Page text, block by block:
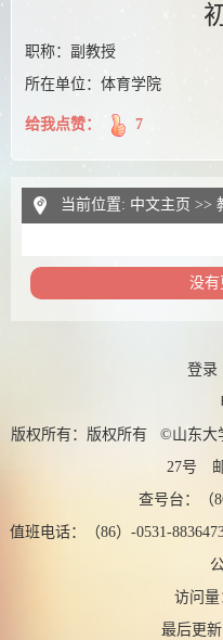
职称：副教授
所在单位：体育学院
给我点赞： 7
当前位置: 中文主页 >>
没有
登录
版权所有：版权所有 ©山东
27号
查号台：（
值班电话：（86）-0531-
访问量
最后更新